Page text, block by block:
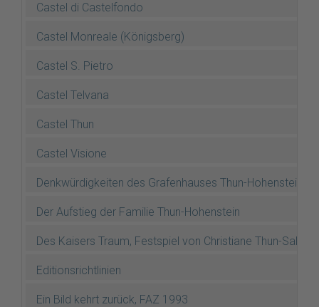
Castel di Castelfondo
Castel Monreale (Königsberg)
Castel S. Pietro
Castel Telvana
Castel Thun
Castel Visione
Denkwürdigkeiten des Grafenhauses Thun-Hohenstein
Der Aufstieg der Familie Thun-Hohenstein
Des Kaisers Traum, Festspiel von Christiane Thun-Salm
Editionsrichtlinien
Ein Bild kehrt zurück, FAZ 1993